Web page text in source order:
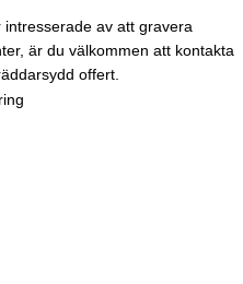
av att gravera
är du välkommen att kontakta
offert.